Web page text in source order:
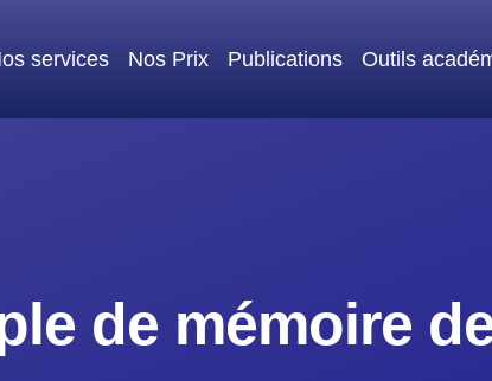
services Nos Prix Publications Outils
de mémoire